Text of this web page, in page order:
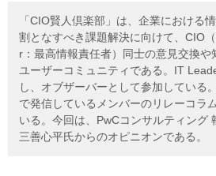
「CIO賢人倶楽部」は、企業における
割となすべき課題解決に向けて、CIO
r：最高情報責任者）同士の意見交換や
ユーザーコミュニティである。IT
し、オブザーバーとして参加している
で発信しているメンバーのリレーコラ
いる。今回は、PwCコンサルティング
三善心平氏からのオピニオンである。